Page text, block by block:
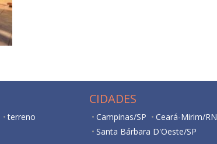
terreno
CIDADES
Campinas/SP Ceará-Mirim/RN
Santa Bárbara D'Oeste/SP